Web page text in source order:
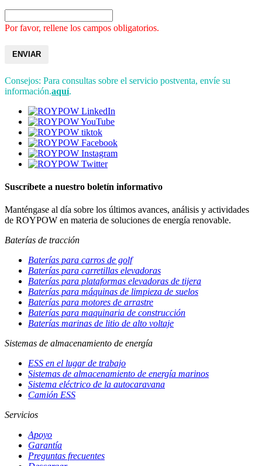
Por favor, rellene los campos obligatorios.
ENVIAR
Consejos: Para consultas sobre el servicio postventa, envíe su
información.aquí.
Suscríbete a nuestro boletín informativo
Manténgase al día sobre los últimos avances, análisis y actividades
de ROYPOW en materia de soluciones de energía renovable.
Baterías de tracción
Baterías para carros de golf
Baterías para carretillas elevadoras
Baterías para plataformas elevadoras de tijera
Baterías para máquinas de limpieza de suelos
Baterías para motores de arrastre
Baterías para maquinaria de construcción
Baterías marinas de litio de alto voltaje
Sistemas de almacenamiento de energía
ESS en el lugar de trabajo
Sistemas de almacenamiento de energía marinos
Sistema eléctrico de la autocaravana
Camión ESS
Servicios
Apoyo
Garantía
Preguntas frecuentes